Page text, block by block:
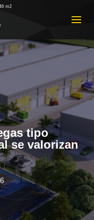
m2
tipo
se valorizan